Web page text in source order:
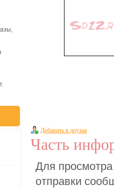
Добавить в друзья
Часть
Для
отправки